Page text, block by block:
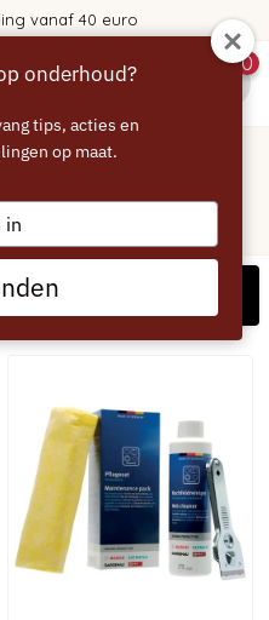
vanaf 40 euro
0
onderhoud?
tips, acties en
op maat.